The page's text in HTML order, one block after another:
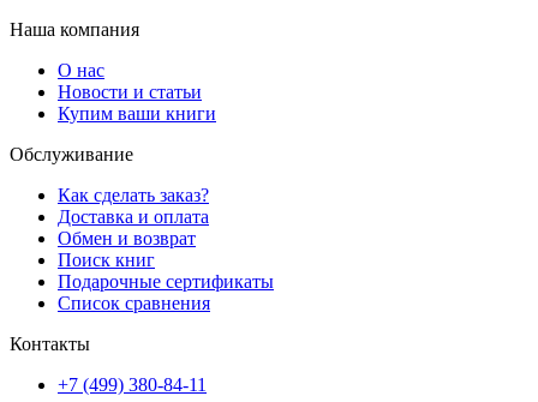
Наша компания
О нас
Новости и статьи
Купим ваши книги
Обслуживание
Как сделать заказ?
Доставка и оплата
Обмен и возврат
Поиск книг
Подарочные сертификаты
Список сравнения
Контакты
+7 (499) 380-84-11